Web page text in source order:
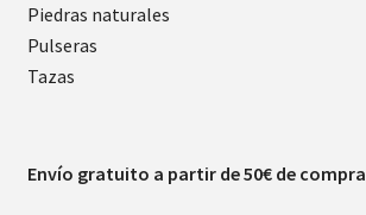
Piedras naturales
Pulseras
Tazas
Envío gratuito a partir de 50€ de compra